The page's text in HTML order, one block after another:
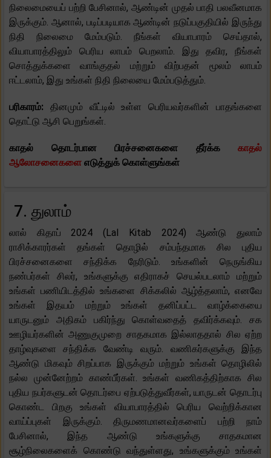
நிலைமையைப் பற்றி பேசினால், ஆண்டின் முதல் பாதி பலவீனமாக
இருக்கும். ஆனால், படிப்படியாக ஆண்டின் நடுப்பகுதியில் இருந்து
நிதி நிலைமை மேம்படும். நீங்கள் வியாபாரம் செய்தால்,
வியாபாரத்திலும் பெரிய லாபம் பெறலாம். இது தவிர, நீங்கள்
சொத்துக்களை வாங்குதல் மற்றும் விற்பதன் மூலம் லாபம்
ஈட்டலாம், இது உங்கள் நிதி நிலையை மேம்படுத்தும்.
பரிகாரம்: தினமும் வீட்டில் உள்ள பெரியவர்களின் பாதங்களை
தொட்டு ஆசி பெறுங்கள்.
காதல் தொடர்பான பிரச்சனைகளை தீர்க்க காதல்
ஆலோசனைகளை எடுத்துக் கொள்ளுங்கள்
7. துலாம்
லால் கிதாப் 2024 (Lal Kitab 2024) ஆண்டு துலாம்
ராசிக்காரர்கள் தங்கள் தொழில் சம்பந்தமாக சில புதிய
பிரச்சனைகளை சந்திக்க நேரிடும். உங்களின் நெருங்கிய
நண்பர்கள் சிலர், உங்களுக்கு எதிராகச் செயல்படலாம் மற்றும்
உங்கள் பணியிடத்தில் உங்களை சிக்கலில் ஆழ்த்தலாம், எனவே
உங்கள் இதயம் மற்றும் உங்கள் தனிப்பட்ட வாழ்க்கையை
யாருடனும் அதிகம் பகிர்ந்து கொள்வதைத் தவிர்க்கவும். சக
ஊழியர்களின் அணுகுமுறை சாதகமாக இல்லாததால் சில ஏற்ற
தாழ்வுகளை சந்திக்க வேண்டி வரும். வணிகர்களுக்கு இந்த
ஆண்டு மிகவும் சிறப்பாக இருக்கும் மற்றும் உங்கள் தொழிலில்
நல்ல முன்னேற்றம் காண்பீர்கள். உங்கள் வணிகத்திற்காக சில
புதிய நபர்களுடன் தொடர்பை ஏற்படுத்துவீர்கள், யாருடன் தொடர்பு
கொண்ட பிறகு உங்கள் வியாபாரத்தில் பெரிய வெற்றிக்கான
வாய்ப்புகள் இருக்கும். திருமணமானவர்களைப் பற்றி நாம்
பேசினால், இந்த ஆண்டு உங்களுக்கு சாதகமான
சூழ்நிலைகளைக் கொண்டு வந்துள்ளது, உங்களுக்கும் உங்கள்